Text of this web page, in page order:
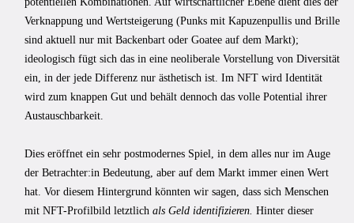
Verknappung und Wertsteigerung (Punks mit Kapuzenpullis und Brille
sind aktuell nur mit Backenbart oder Goatee auf dem Markt);
ideologisch fügt sich das in eine neoliberale Vorstellung von Diversität
ein, in der jede Differenz nur ästhetisch ist. Im NFT wird Identität
wird zum knappen Gut und behält dennoch das volle Potential ihrer
Austauschbarkeit.
Dies eröffnet ein sehr postmodernes Spiel, in dem alles nur im Auge
der Betrachter:in Bedeutung, aber auf dem Markt immer einen Wert
hat. Vor diesem Hintergrund könnten wir sagen, dass sich Menschen
mit NFT-Profilbild letztlich als Geld identifizieren. Hinter dieser